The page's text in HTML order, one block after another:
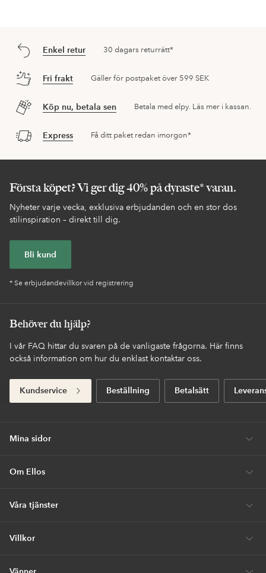
Enkel retur 30 dagars returrätt*
Fri frakt Gäller för postpaket över 599 SEK
Köp nu, betala sen Betala med elpy. Läs mer i kassan.
Express Få ditt paket redan imorgon*
Första köpet? Vi ger dig 40% på dyraste* varan.
Nyheter varje vecka, exklusiva erbjudanden och en stor dos
stilinspiration – direkt till dig.
Bli kund
* Se erbjudandevillkor vid registrering
Behöver du hjälp?
I vår FAQ hittar du svaren på de vanligaste frågorna. Här finns
också information om hur du enklast kontaktar oss.
Kundservice Beställning Betalsätt
Mina sidor
Om Ellos
Våra tjänster
Villkor